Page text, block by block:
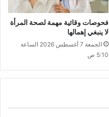
فحوصات وقائية مهمة لصحة المرأة
لا ينبغي إهمالها
الجمعة 7 أغسطس 2026 الساعة
5:10 ص